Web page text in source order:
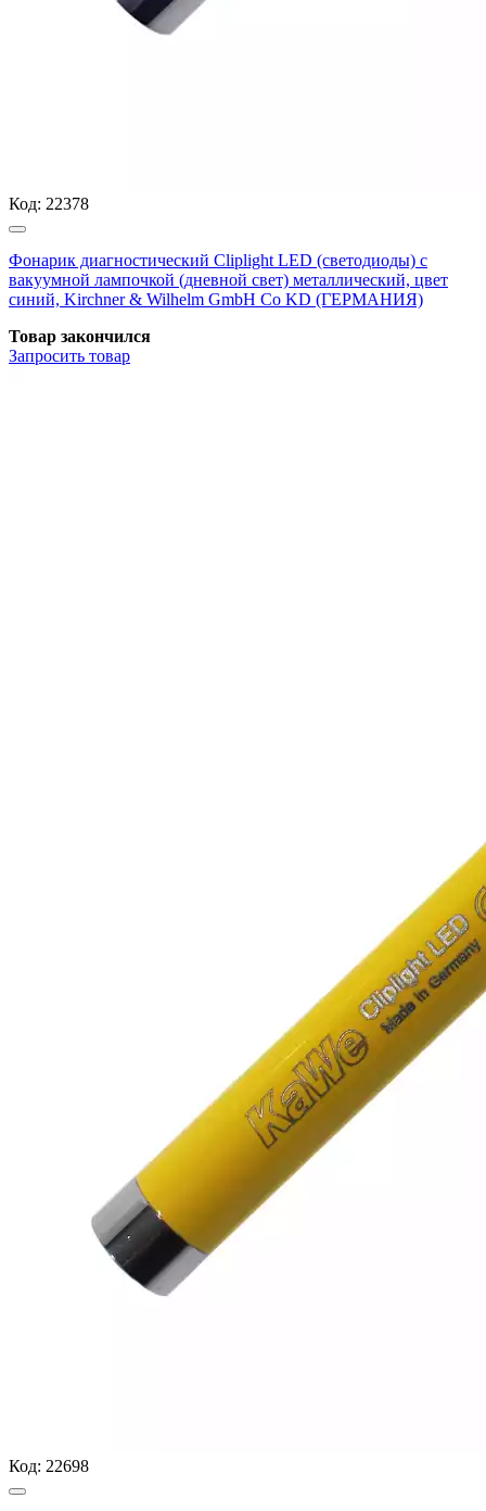
Код: 22378
Фонарик диагностический Cliplight LED (светодиоды) с
вакуумной лампочкой (дневной свет) металлический, цвет
синий, Kirchner & Wilhelm GmbH Co KD (ГЕРМАНИЯ)
Товар закончился
Запросить товар
Код: 22698